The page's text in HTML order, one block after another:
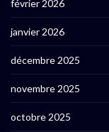
février 2026
janvier 2026
décembre 2025
novembre 2025
octobre 2025